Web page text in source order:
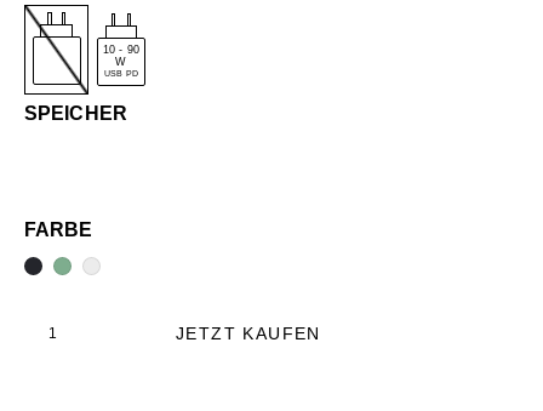
10 - 90
W
USB PD
SPEICHER
FARBE
JETZT KAUFEN